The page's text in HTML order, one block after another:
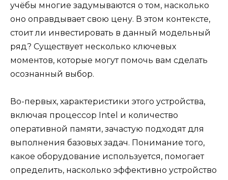
учёбы многие задумываются о том, насколько
оно оправдывает свою цену. В этом контексте,
стоит ли инвестировать в данный модельный
ряд? Существует несколько ключевых
моментов, которые могут помочь вам сделать
осознанный выбор.
Во-первых, характеристики этого устройства,
включая процессор Intel и количество
оперативной памяти, зачастую подходят для
выполнения базовых задач. Понимание того,
какое оборудование используется, помогает
определить, насколько эффективно устройство